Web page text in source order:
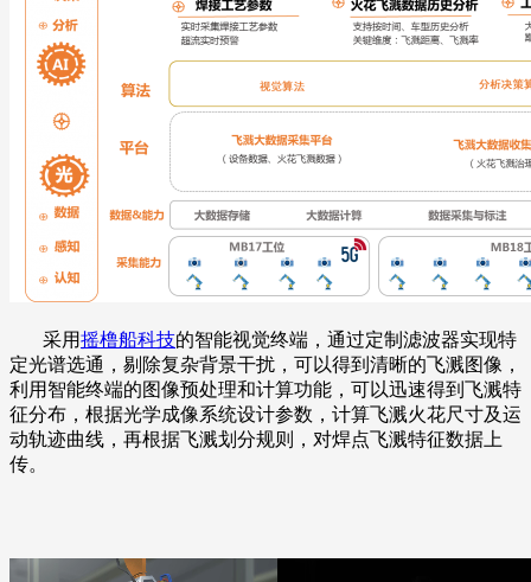
采用摇橹船科技的智能视觉终端，通过定制滤波器实现特
定光谱选通，剔除复杂背景干扰，可以得到清晰的飞溅图像，
利用智能终端的图像预处理和计算功能，可以迅速得到飞溅特
征分布，根据光学成像系统设计参数，计算飞溅火花尺寸及运
动轨迹曲线，再根据飞溅划分规则，对焊点飞溅特征数据上
传。